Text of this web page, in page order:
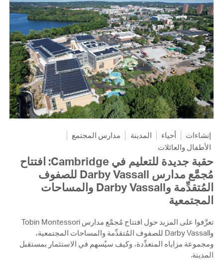
إنشاءات أحياء المدينة
مدارس المجتمع
الأطفال والعائلات
حقبة جديدة للتعليم في Cambridge: افتتاح
مُجمَّع مدارس Darby Vassall للصفوف
المُتقدِّمة وDarby Vassall والمساحات
المجتمعية
تعرَّفوا على المزيد حول افتتاح مُجمَّع مدارس Tobin Montessori
وDarby Vassall للصفوف المُتقدِّمة والمساحات المجتمعية،
ومجموعة مزاياه المتعدِّدة، وكيف سيُسهم في الاستثمار بمستقبل
المدينة.